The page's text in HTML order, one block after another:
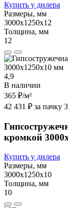
Купить у дилера
Размеры, мм
3000х1250х12
Толщина, мм
12
4,9
В наличии
365 ₽/м²
42 431 ₽ за пачку
кромкой
Купить у дилера
Размеры, мм
3000х1250х10
Толщина, мм
10